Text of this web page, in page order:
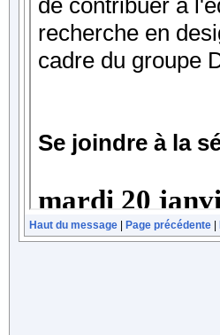
Haut du message Page précédente